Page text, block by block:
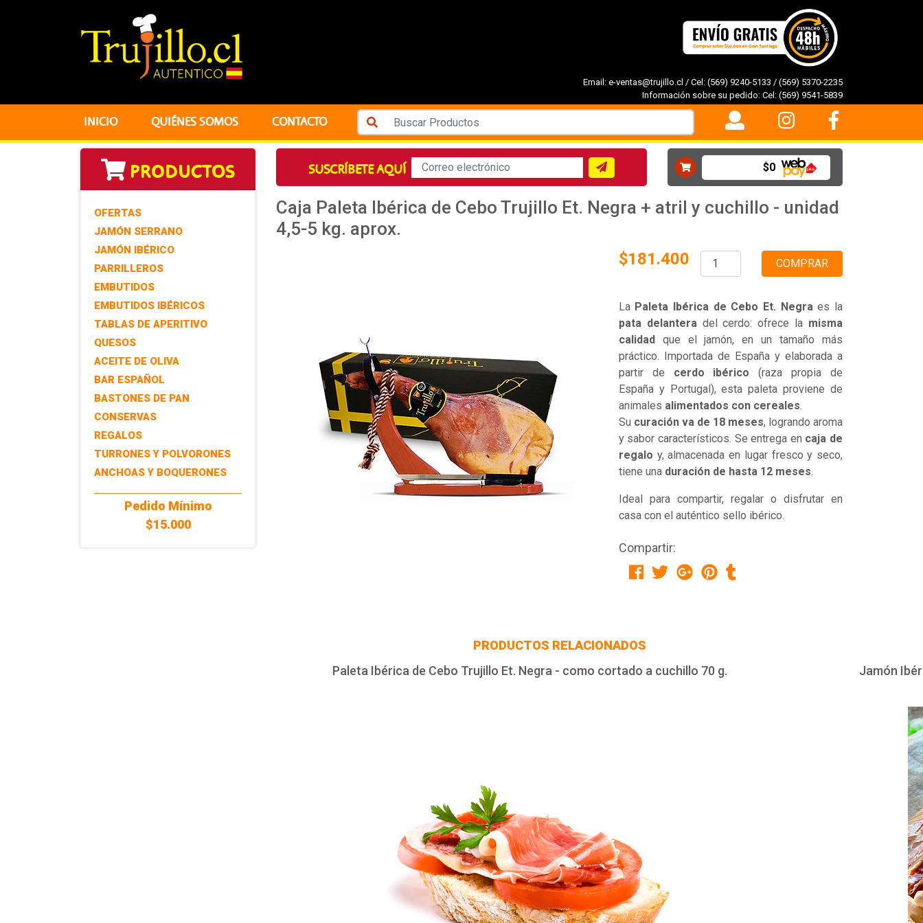
Email: e-ventas@trujillo.cl / Cel: (569) 9240-5133 / (569) 5370-2235
Información sobre su pedido: Cel: (569) 9541-5839
INICIO QUIÉNES SOMOS CONTACTO
PRODUCTOS
OFERTAS
JAMÓN SERRANO
JAMÓN IBÉRICO
PARRILLEROS
EMBUTIDOS
EMBUTIDOS IBÉRICOS
TABLAS DE APERITIVO
QUESOS
ACEITE DE OLIVA
BAR ESPAÑOL
BASTONES DE PAN
CONSERVAS
REGALOS
TURRONES Y POLVORONES
ANCHOAS Y BOQUERONES
Pedido Mínimo
$15.000
SUSCRÍBETE AQUÍ $0
Caja Paleta Ibérica de Cebo Trujillo Et. Negra + atril y cuchillo - unidad
4,5-5 kg. aprox.
$181.400 COMPRAR
La Paleta Ibérica de Cebo Et. Negraes la
pata delanteradel cerdo: ofrece la misma
calidadque el jamón, en un tamaño más
práctico. Importada de España y elaborada a
partir de cerdo ibérico (raza propia de
España y Portugal), esta paleta proviene de
animales alimentados con cereales.
Su curación va de 18 meses, logrando aroma
y sabor característicos. Se entrega en caja de
regalo y, almacenada en lugar fresco y seco,
tiene una duración de hasta 12 meses.
Ideal para compartir, regalar o disfrutar en
casa con el auténtico sello ibérico.
Compartir:
PRODUCTOS RELACIONADOS
Paleta Ibérica de Cebo Trujillo Et. Negra - como cortado a cuchillo 70 g.
Jamón